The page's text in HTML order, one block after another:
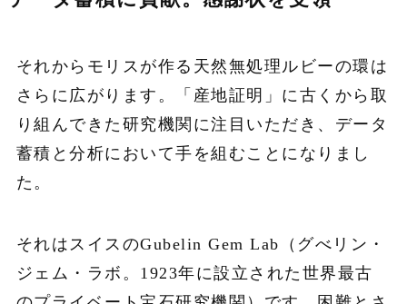
それからモリスが作る天然無処理ルビーの環は
さらに広がります。「産地証明」に古くから取
り組んできた研究機関に注目いただき、データ
蓄積と分析において手を組むことになりまし
た。
それはスイスのGubelin Gem Lab（グべリン・
ジェム・ラボ。1923年に設立された世界最古